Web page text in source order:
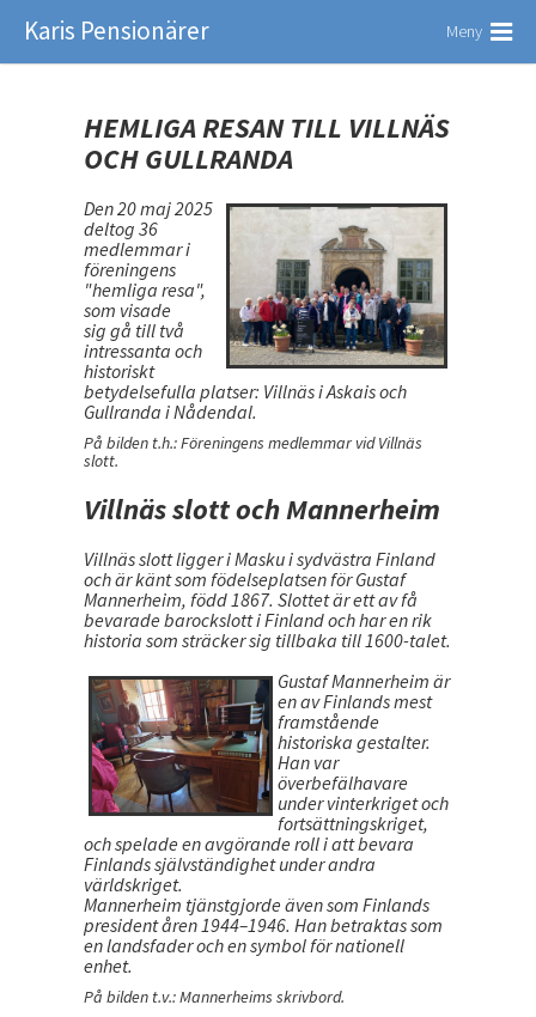
Karis Pensionärer Meny
HEMLIGA RESAN TILL VILLNÄS
OCH GULLRANDA
Den 20 maj 2025
deltog 36
medlemmar i
föreningens
"hemliga resa",
som visade
sig gå till två
intressanta och
historiskt
betydelsefulla platser: Villnäs i Askais och
Gullranda i Nådendal.
På bilden t.h.: Föreningens medlemmar vid Villnäs
slott.
Villnäs slott och Mannerheim
Villnäs slott ligger i Masku i sydvästra Finland
och är känt som födelseplatsen för Gustaf
Mannerheim, född 1867. Slottet är ett av få
bevarade barockslott i Finland och har en rik
historia som sträcker sig tillbaka till 1600-talet.
Gustaf Mannerheim är
en av Finlands mest
framstående
historiska gestalter.
Han var
överbefälhavare
under vinterkriget och
fortsättningskriget,
och spelade en avgörande roll i att bevara
Finlands självständighet under andra
världskriget.
Mannerheim tjänstgjorde även som Finlands
president åren 1944–1946. Han betraktas som
en landsfader och en symbol för nationell
enhet.
På bilden t.v.: Mannerheims skrivbord.